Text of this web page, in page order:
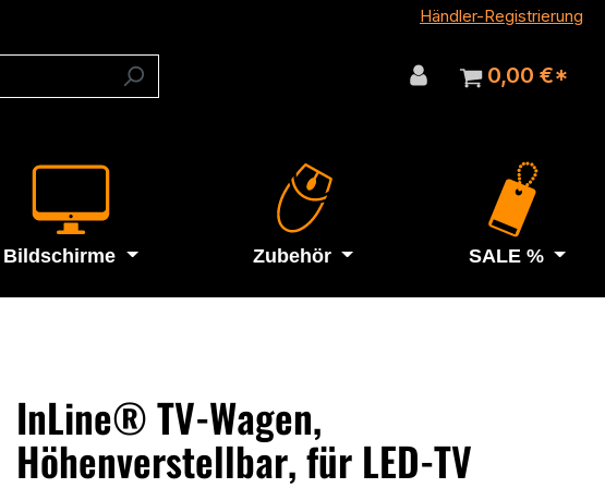
0,00 €*
Händler-Registrierung
Bildschirme Zubehör SALE %
InLine® TV-Wagen,
Höhenverstellbar, für LED-TV